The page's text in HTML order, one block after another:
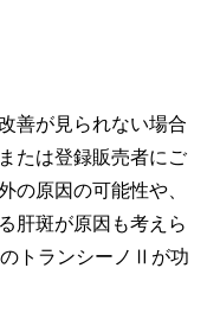
善が見られない場合
たは登録販売者にご
の原因の可能性や、
肝斑が原因も考えら
トランシーノⅡが功